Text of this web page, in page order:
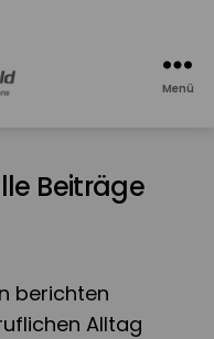
Menü
Beiträge
berichten
Alltag